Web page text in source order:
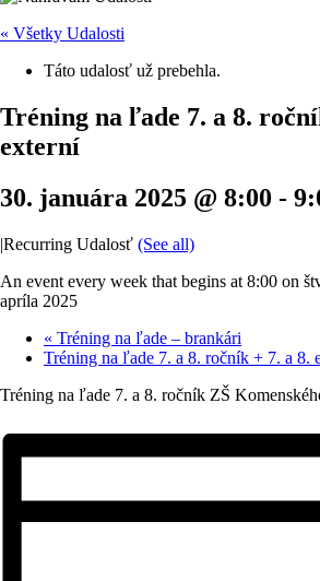
« Všetky Udalosti
Táto udalosť už prebehla.
Tréning na ľade 7. a 8.
externí
30. januára 2025 @ 8:00 -
|Recurring Udalosť (See all)
An event every week that begins at 8:00 on
apríla 2025
« Tréning na ľade – brankári
Tréning na ľade 7. a 8. ročník + 7. a 8.
Tréning na ľade 7. a 8. ročník ZŠ